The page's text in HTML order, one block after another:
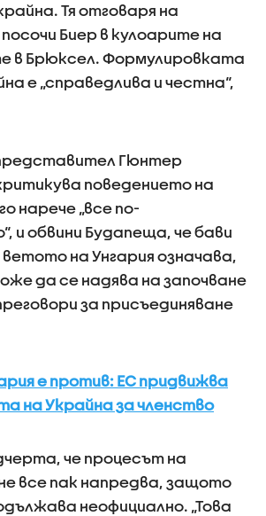
Тя отговаря на
Биер в кулоарите на
в Брюксел. Формулировката
е „справедлива и честна“,
Гюнтер
поведението на
нарече „все по-
и обвини Будапеща, че бави
на Унгария означава,
да се надява на започване
за присъединяване
е против: ЕС придвижва
на Украйна за членство
че процесът на
все пак напредва, защото
неофициално. „Това